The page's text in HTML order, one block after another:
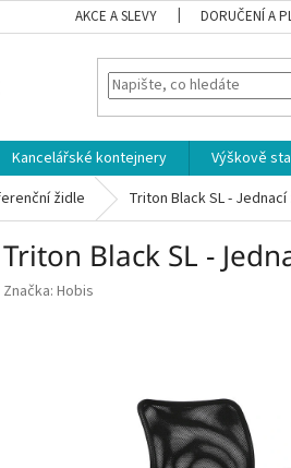
AKCE A SLEVY DORUČENÍ A
Kancelářské kontejnery Výškově
židle Triton Black SL -
Triton Black SL -
Značka: Hobis